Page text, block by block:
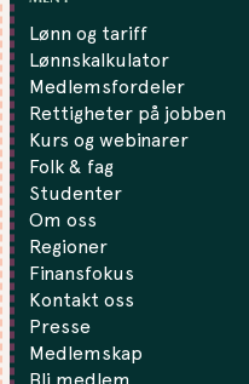
Lønn og tariff
Lønnskalkulator
Medlemsfordeler
Rettigheter på jobben
Kurs og webinarer
Folk & fag
Studenter
Om oss
Regioner
Finansfokus
Kontakt oss
Presse
Medlemskap